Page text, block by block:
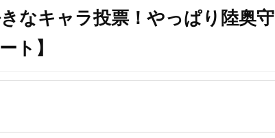
なキャラ投票！やっぱり陸奥守
ト】